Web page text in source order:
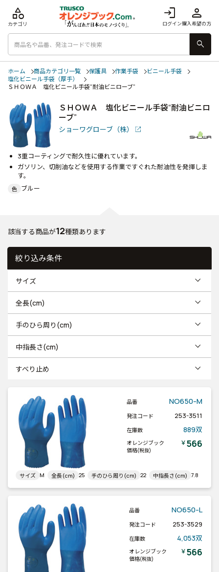
login
ログイン
person
購入希望の方
category
カテゴリ
search
ホーム 商品カテゴリ一覧 保護具 作業手袋
ビニール手袋
塩化ビニール手袋（厚手）
ＳＨＯＷＡ 塩化ビニール手袋“耐油ビニローブ”
ＳＨＯＷＡ 塩化ビニール手袋“耐油ビニロ
ーブ”
ショーワグローブ（株）
3重コーティングで耐久性に優れています。
ガソリン、切削油などを使用する作業ですぐれた耐油性を発揮しま
す。
色 ブルー
該当する商品が12種類あります
絞り込み条件
サイズ
全長(cm)
手のひら周り(cm)
中指長さ(cm)
すべり止め
品番 NO650-M
発注コード 253-3511
在庫数 889双
オレンジブック
価格(税抜)
￥566
サイズ M 全長(cm) 25 手のひら周り(cm) 22 中指長さ(cm) 7.8
品番 NO650-L
発注コード 253-3529
在庫数 4,053双
オレンジブック
価格(税抜)
￥566